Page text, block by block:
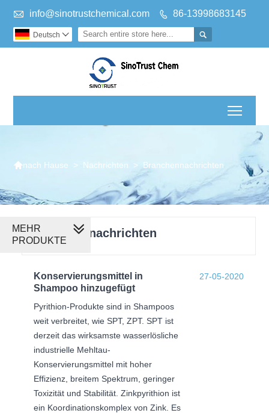
 info@sinotrustchemical.com  86-13998683145

Deutsch 
nach Hause > Nachrichten > Branchennachrichten
Branchennachrichten
27-05-2020
Konservierungsmittel in
Shampoo hinzugefügt
Pyrithion-Produkte sind in Shampoos
weit verbreitet, wie SPT, ZPT. SPT ist
derzeit das wirksamste wasserlösliche
industrielle Mehltau-
Konservierungsmittel mit hoher
Effizienz, breitem Spektrum, geringer
Toxizität und Stabilität. Zinkpyrithion ist
ein Koordinationskomplex von Zink. Es
MEHR
PRODUKTE